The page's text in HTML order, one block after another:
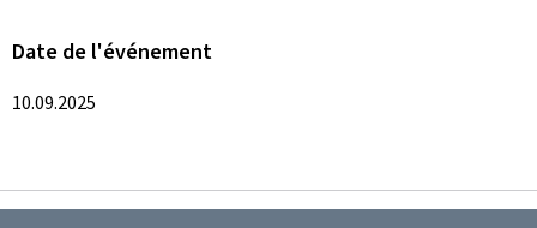
Date de l'événement
10.09.2025